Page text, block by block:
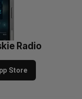
Radio
Store